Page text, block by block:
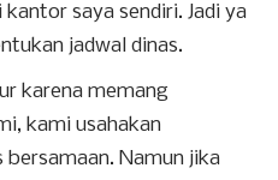
saya sendiri. Jadi ya
jadwal dinas.
karena memang
kami usahakan
Namun jika